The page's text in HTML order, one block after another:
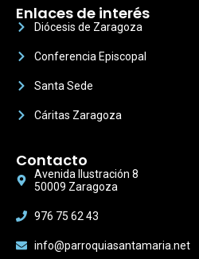
Enlaces de interés
Diócesis de Zaragoza
Conferencia Episcopal
Santa Sede
Cáritas Zaragoza
Contacto
Avenida Ilustración 8
50009 Zaragoza
976 75 62 43
info@parroquiasantamaria.net